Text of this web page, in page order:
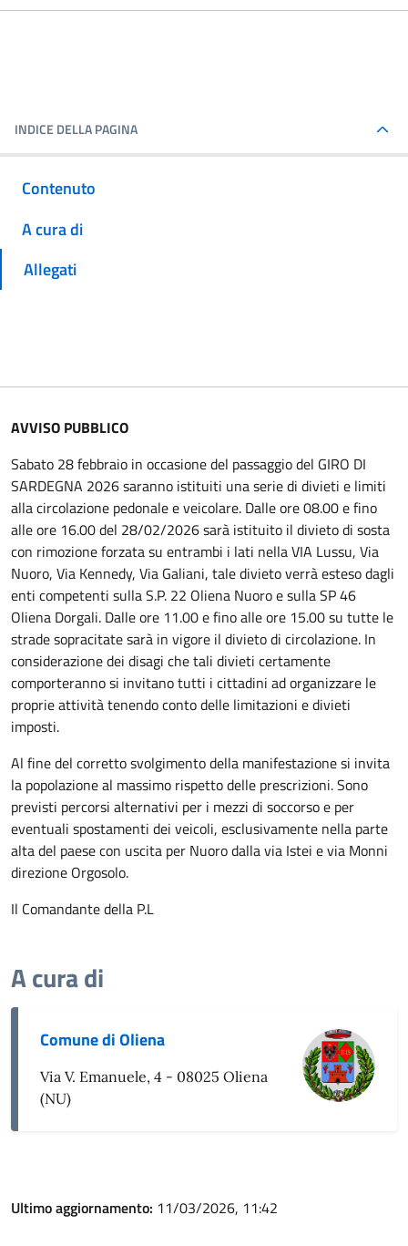
INDICE DELLA PAGINA
Contenuto
A cura di
Allegati
AVVISO PUBBLICO
Sabato 28 febbraio in occasione del passaggio del GIRO DI
SARDEGNA 2026 saranno istituiti una serie di divieti e limiti
alla circolazione pedonale e veicolare. Dalle ore 08.00 e fino
alle ore 16.00 del 28/02/2026 sarà istituito il divieto di sosta
con rimozione forzata su entrambi i lati nella VIA Lussu, Via
Nuoro, Via Kennedy, Via Galiani, tale divieto verrà esteso dagli
enti competenti sulla S.P. 22 Oliena Nuoro e sulla SP 46
Oliena Dorgali. Dalle ore 11.00 e fino alle ore 15.00 su tutte le
strade sopracitate sarà in vigore il divieto di circolazione. In
considerazione dei disagi che tali divieti certamente
comporteranno si invitano tutti i cittadini ad organizzare le
proprie attività tenendo conto delle limitazioni e divieti
imposti.
Al fine del corretto svolgimento della manifestazione si invita
la popolazione al massimo rispetto delle prescrizioni. Sono
previsti percorsi alternativi per i mezzi di soccorso e per
eventuali spostamenti dei veicoli, esclusivamente nella parte
alta del paese con uscita per Nuoro dalla via Istei e via Monni
direzione Orgosolo.
Il Comandante della P.L
A cura di
Comune di Oliena
Via V. Emanuele, 4 - 08025 Oliena
(NU)
Ultimo aggiornamento: 11/03/2026, 11:42